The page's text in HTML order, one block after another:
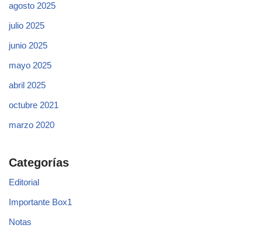
agosto 2025
julio 2025
junio 2025
mayo 2025
abril 2025
octubre 2021
marzo 2020
Categorías
Editorial
Importante Box1
Notas